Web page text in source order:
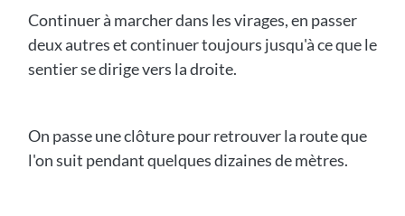
Continuer à marcher dans les virages, en passer
deux autres et continuer toujours jusqu'à ce que le
sentier se dirige vers la droite.
On passe une clôture pour retrouver la route que
l'on suit pendant quelques dizaines de mètres.